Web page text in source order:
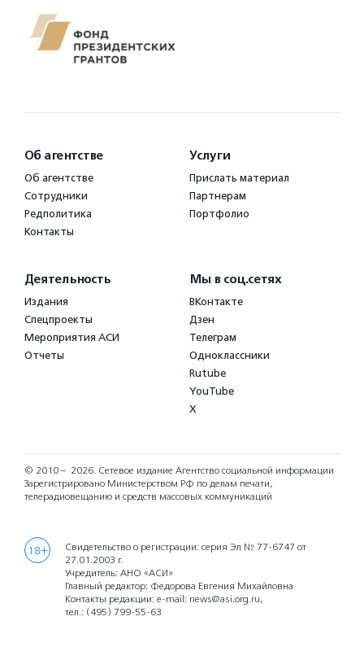
Об агентстве
Об агентстве
Сотрудники
Редполитика
Контакты
Услуги
Прислать материал
Партнерам
Портфолио
Деятельность
Издания
Спецпроекты
Мероприятия АСИ
Отчеты
Мы в соц.сетях
ВКонтакте
Дзен
Телеграм
Одноклассники
Rutube
YouTube
X
© 2010 – 2026. Сетевое издание Агентство социальной информации
Зарегистрировано Министерством РФ по делам печати,
телерадиовещанию и средств массовых коммуникаций
18+
Свидетельство о регистрации: серия Эл № 77-6747 от
27.01.2003 г.
Учредитель: АНО «АСИ»
Главный редактор: Федорова Евгения Михайловна
Контакты редакции: e-mail: news@asi.org.ru,
тел.: (495) 799-55-63